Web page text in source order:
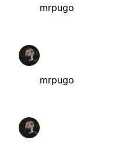
mrpugo
mrpugo